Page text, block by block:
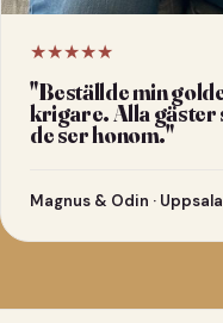
★★★★★
"Beställde min
krigare. Alla gäster
de ser honom."
Magnus & Odin · Uppsala